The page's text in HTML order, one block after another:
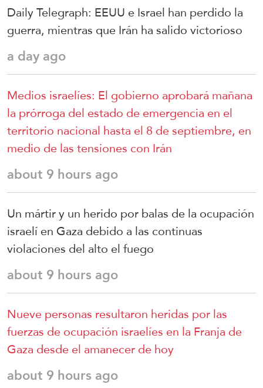
Daily Telegraph: EEUU e Israel han perdido la
guerra, mientras que Irán ha salido victorioso
a day ago
Medios israelíes: El gobierno aprobará mañana
la prórroga del estado de emergencia en el
territorio nacional hasta el 8 de septiembre, en
medio de las tensiones con Irán
about 9 hours ago
Un mártir y un herido por balas de la ocupación
israelí en Gaza debido a las continuas
violaciones del alto el fuego
about 9 hours ago
Nueve personas resultaron heridas por las
fuerzas de ocupación israelíes en la Franja de
Gaza desde el amanecer de hoy
about 9 hours ago